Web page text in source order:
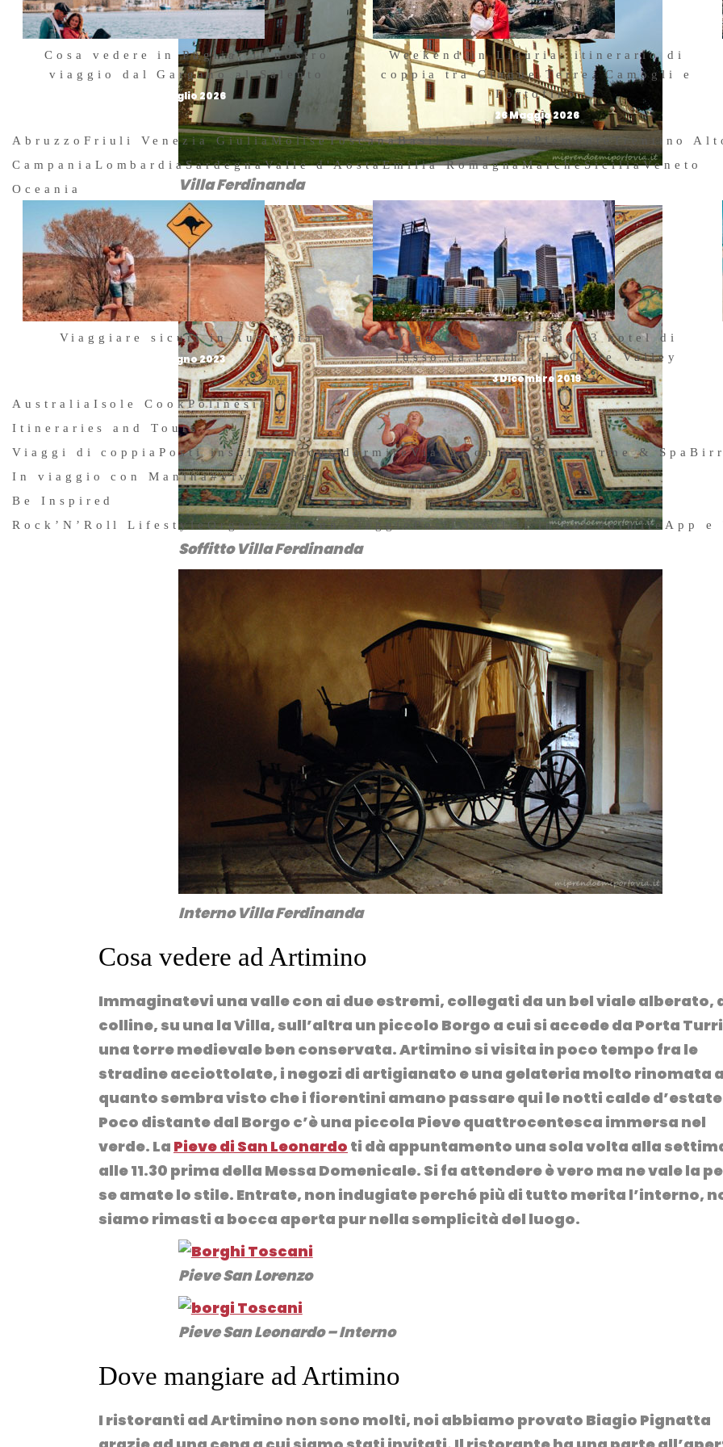
Cosa vedere in Puglia: il nostro
viaggio dal Gargano al Salento
24 Luglio 2026
Weekend in Liguria: itinerario di
coppia tra Cinque Terre, Camogli e
Portofino
26 Maggio 2026
Abruzzo Friuli Venezia GiuliaMoliseToscanaBasilicataLazioPiemonte Trentino
Campania LombardiaSardegnaValle d'AostaEmilia RomagnaMarcheSiciliaVeneto
Oceania
Viaggiare sicuri in Australia
6 Giugno 2023
Viaggio in Australia: 3 hotel di
lusso da Perth alla Clare Valley
3 Dicembre 2019
Australia Isole CookPolinesia
Itineraries and Tours
Viaggi di coppiaPosti insoliti in cui dormireViaggi on the RoadTerme & Spa
In viaggio con Manina#vivilitalia
Be Inspired
Rock’N’Roll LifestyleOrganizzare un viaggio Posti insoliti in cui dormire App e
Villa Ferdinanda
Soffitto Villa Ferdinanda
Interno Villa Ferdinanda
Cosa vedere ad Artimino
Immaginatevi una valle con ai due estremi, collegati da un bel viale alberato,
colline, su una la Villa, sull’altra un piccolo Borgo a cui si accede da Porta
una torre medievale ben conservata. Artimino si visita in poco tempo fra le
stradine acciottolate, i negozi di artigianato e una gelateria molto rinomata a
quanto sembra visto che i fiorentini amano passare qui le notti calde
Poco distante dal Borgo c’è una piccola Pieve quattrocentesca immersa nel
verde. La Pieve di San Leonardo ti dà appuntamento una sola volta alla
alle 11.30 prima della Messa Domenicale. Si fa attendere è vero ma ne vale la
se amate lo stile. Entrate, non indugiate perché più di tutto merita l’interno,
siamo rimasti a bocca aperta pur nella semplicità del luogo.
Pieve San Lorenzo
Pieve San Leonardo – Interno
Dove mangiare ad Artimino
I ristoranti ad Artimino non sono molti, noi abbiamo provato Biagio Pignatta